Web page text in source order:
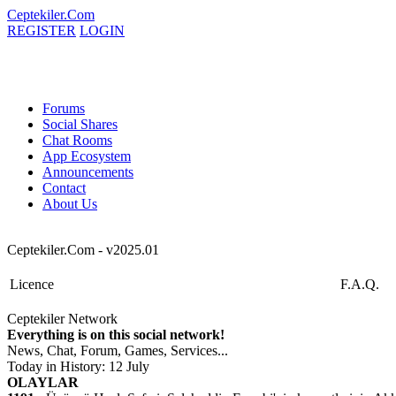
Ceptekiler.Com
REGISTER LOGIN
Forums
Social Shares
Chat Rooms
App Ecosystem
Announcements
Contact
About Us
Ceptekiler.Com - v2025.01
Licence F.A.Q.
Ceptekiler Network
Everything is on this social network!
News, Chat, Forum, Games, Services...
Today in History: 12 July
OLAYLAR